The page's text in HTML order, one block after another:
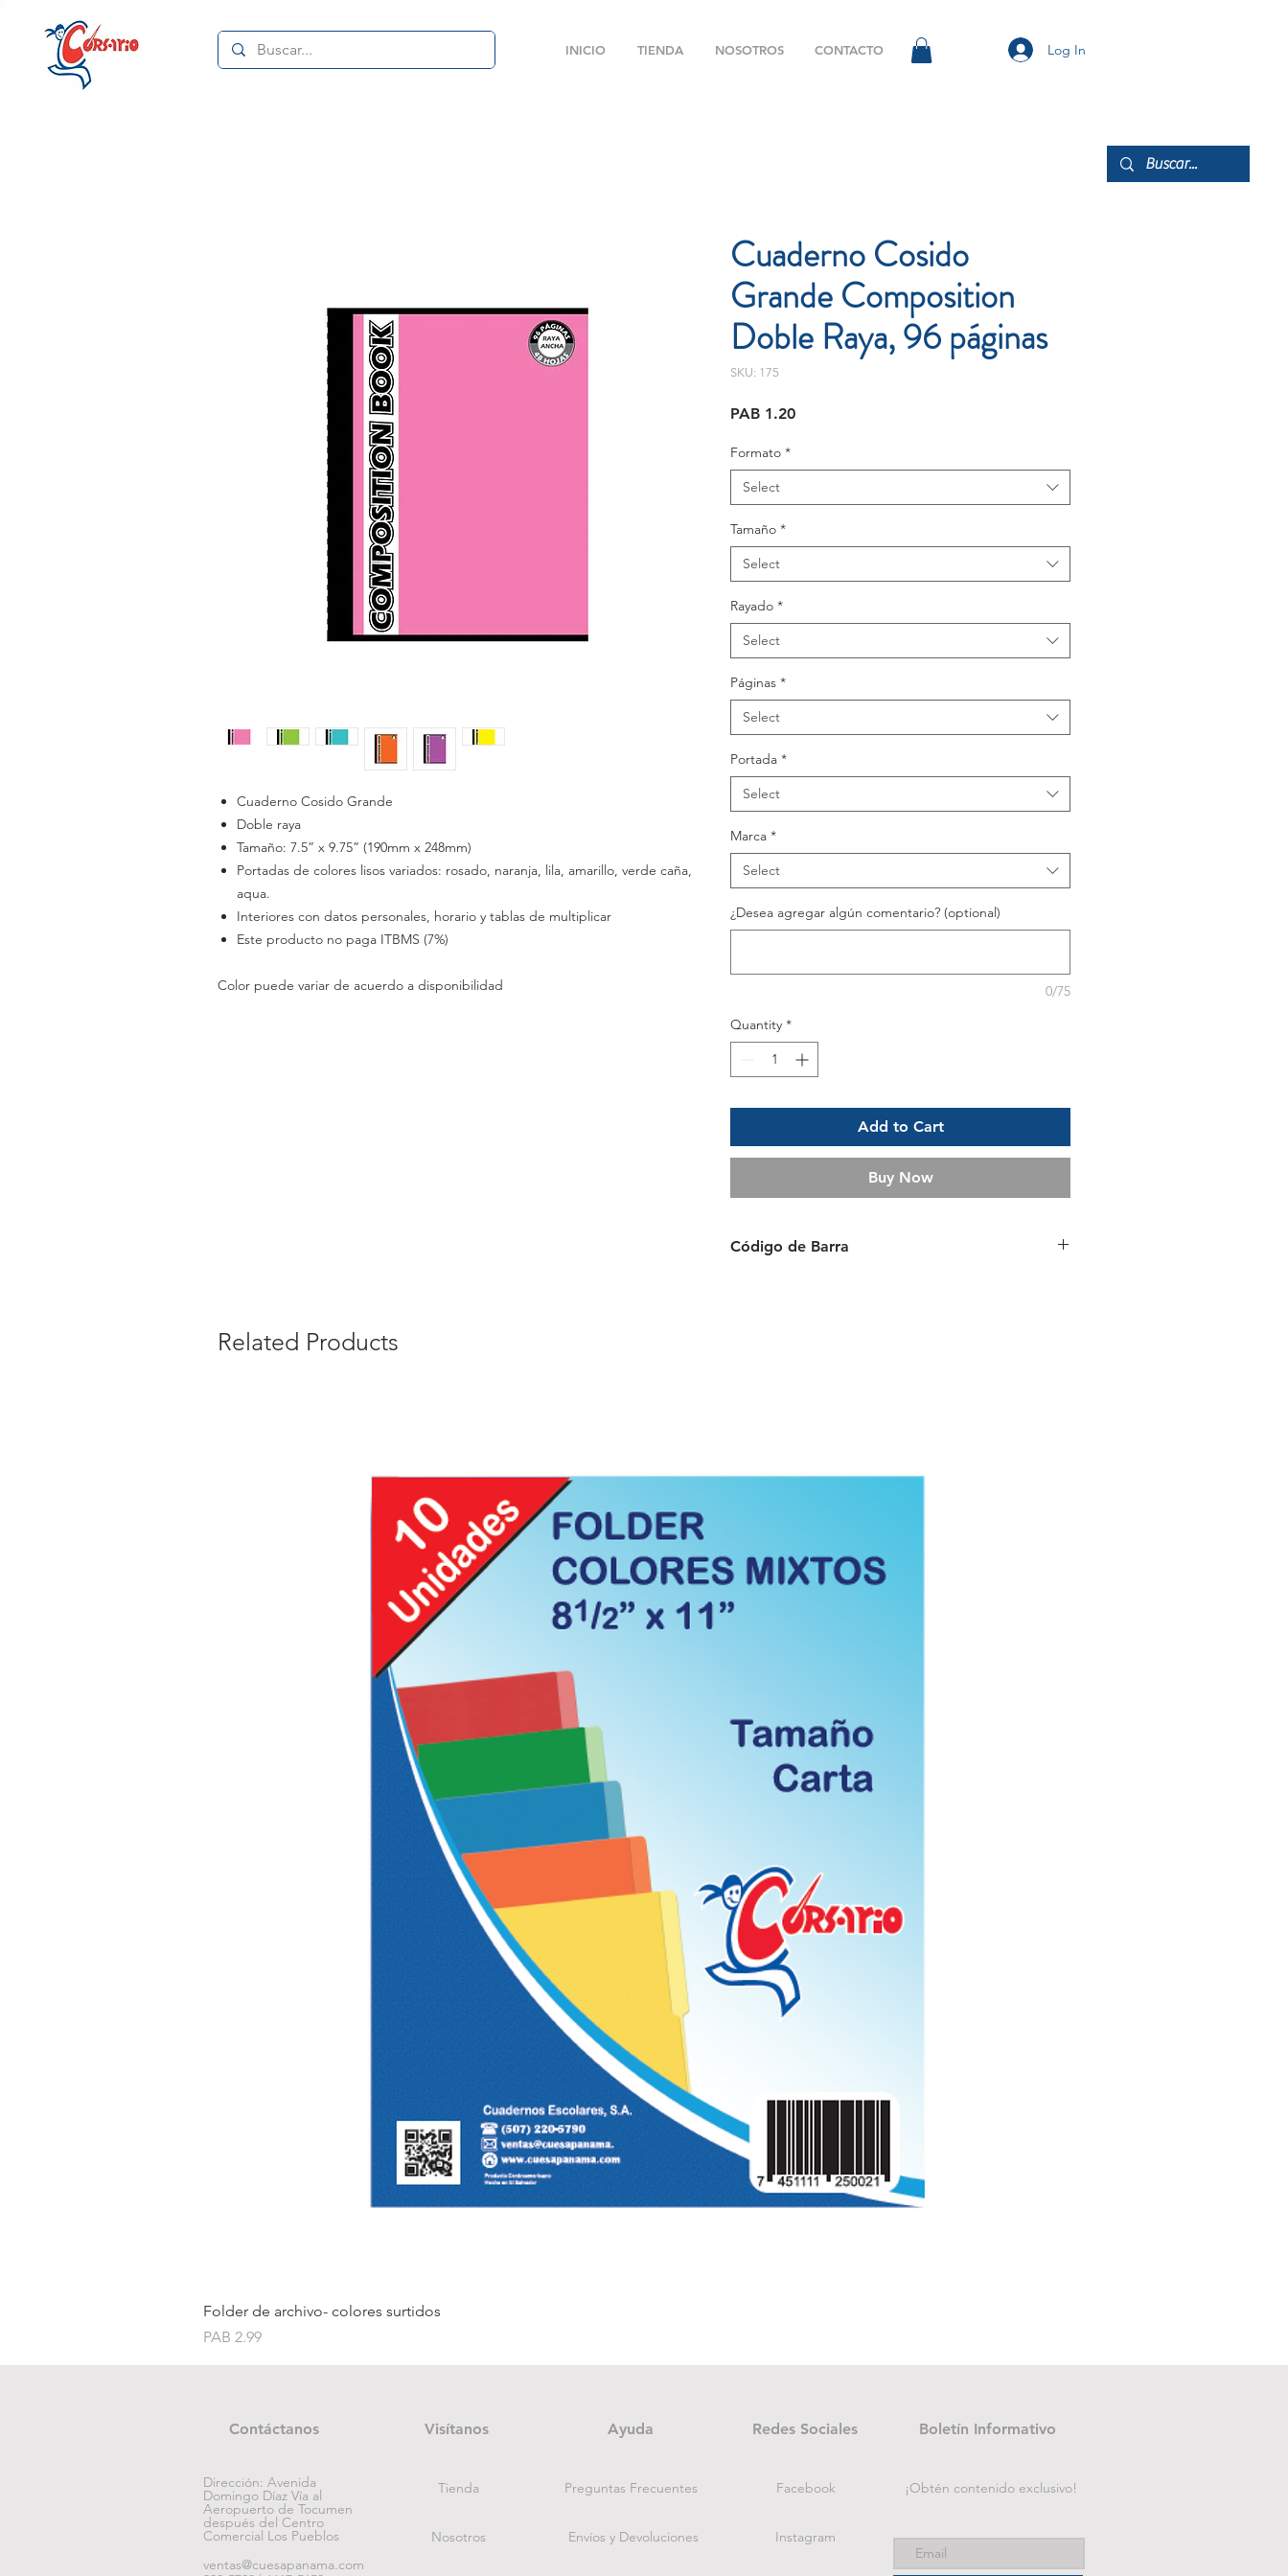
INICIO TIENDA NOSOTROS CONTACTO Log In
Cuaderno Cosido Grande
Doble raya
Tamaño: 7.5” x 9.75” (190mm x 248mm)
Portadas de colores lisos variados: rosado, naranja, lila, amarillo, verde caña,
aqua.
Interiores con datos personales, horario y tablas de multiplicar
Este producto no paga ITBMS (7%)
Color puede variar de acuerdo a disponibilidad
Cuaderno Cosido
Grande Composition
Doble Raya, 96 páginas
SKU: 175
PAB 1.20Price
Formato *
Select
Tamaño *
Select
Rayado *
Select
Páginas *
Select
Portada *
Select
Marca *
Select
¿Desea agregar algún comentario? (optional)
0/75
Quantity *
Add to Cart
Buy Now
Código de Barra
Related Products
Folder de archivo- colores surtidos
Price
PAB 2.99
Contáctanos Visítanos Ayuda Redes Sociales Boletín Informativo
Dirección: Avenida
Domingo Díaz Vía al
Aeropuerto de Tocumen
después del Centro
Comercial Los Pueblos
ventas@cuesapanama.com
Tienda
Nosotros
Preguntas Frecuentes
Envíos y Devoluciones
Facebook
Instagram
¡Obtén contenido exclusivo!